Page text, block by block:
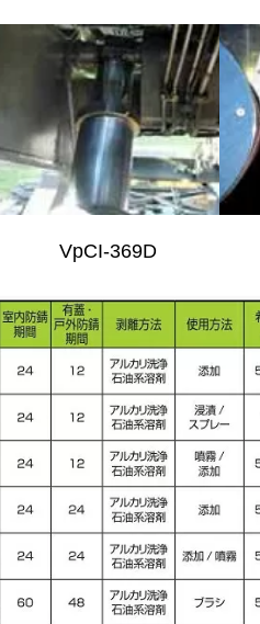
VpCI-369D